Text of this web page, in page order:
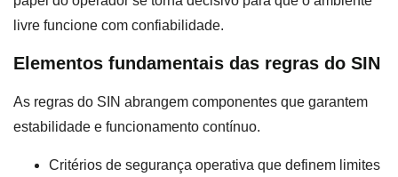
livre funcione com confiabilidade.
Elementos fundamentais das regras do SIN
As regras do SIN abrangem componentes que garantem
estabilidade e funcionamento contínuo.
Critérios de segurança operativa que definem limites